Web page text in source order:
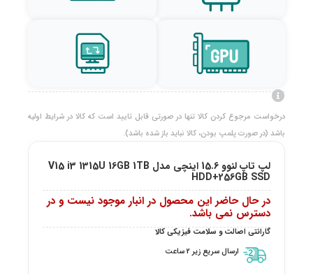
درخواست مرجوع کردن کالا تنها در صورتی قابل تایید است که کالا در شرایط اولیه
باشد (در صورت پلمپ بودن، کالا نباید باز شده باشد).
لپ تاپ لنوو 15.6 اینچی مدل V15 i3 1315U 16GB 1TB
HDD+256GB SSD
در حال حاضر این محصول در انبار موجود نیست و در
دسترس نمی باشد.
گارانتی اصالت و سلامت فیزیکی کالا
ارسال سریع زیر 2 ساعت